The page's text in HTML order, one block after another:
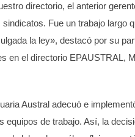
directorio, el anterior
Fue un trabajo largo
la ley», destacó por su
en el directorio EPAUSTRAL,
Austral adecuó e
equipos de trabajo. Así, la